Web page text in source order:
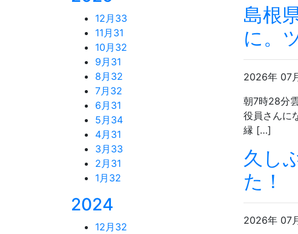
12月 33
11月 31
10月 32
9月 31
8月 32
7月 32
6月 31
5月 34
4月 31
3月 33
2月 31
1月 32
2024
12月 32
島根
に。
2026年 07
朝7時28分
役員さんに
縁 […]
久し
た！
2026年 07